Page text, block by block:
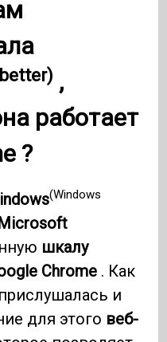
,
работает
?
(Windows
Microsoft
шкалу
Chrome . Как
прислушалась и
для этого веб-